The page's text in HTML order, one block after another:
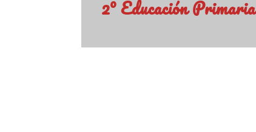
2º Educación Primaria